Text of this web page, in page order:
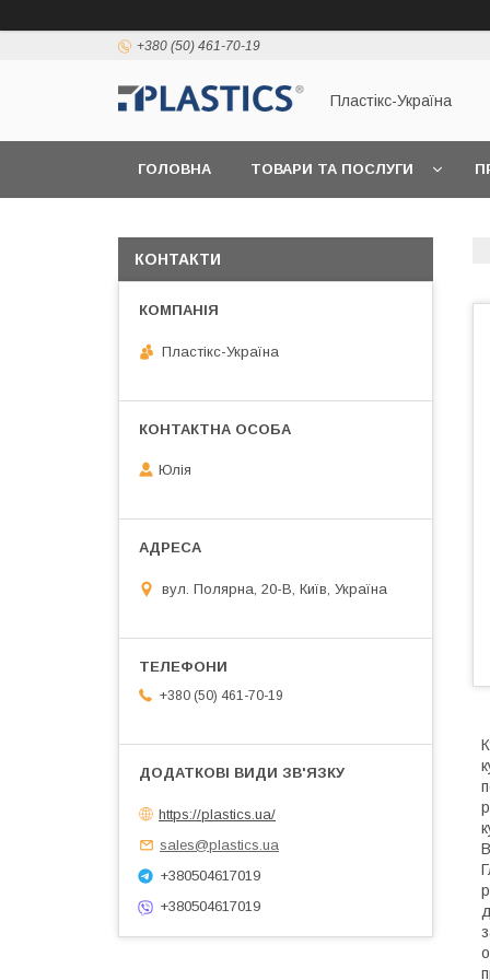
+380 (50) 461-70-19
Пластікс-Україна
ГОЛОВНА ТОВАРИ ТА ПОСЛУГИ
КОНТАКТИ
Пластікс-Україна
Юлія
вул. Полярна, 20-В, Київ, Україна
+380 (50) 461-70-19
https://plastics.ua/
sales@plastics.ua
+380504617019
+380504617019